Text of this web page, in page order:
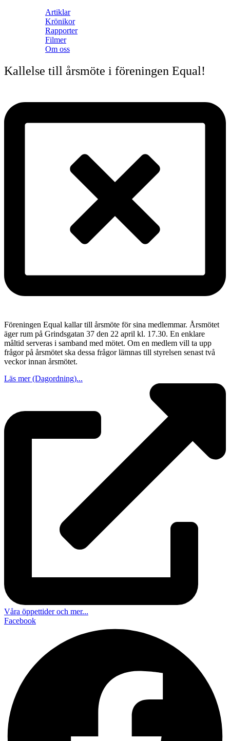
Artiklar
Krönikor
Rapporter
Filmer
Om oss
Kallelse till årsmöte i föreningen Equal!
Föreningen Equal kallar till årsmöte för sina medlemmar. Årsmötet
äger rum på Grindsgatan 37 den 22 april kl. 17.30. En enklare
måltid serveras i samband med mötet. Om en medlem vill ta upp
frågor på årsmötet ska dessa frågor lämnas till styrelsen senast två
veckor innan årsmötet.
Läs mer (Dagordning)...
Våra öppettider och mer...
Facebook